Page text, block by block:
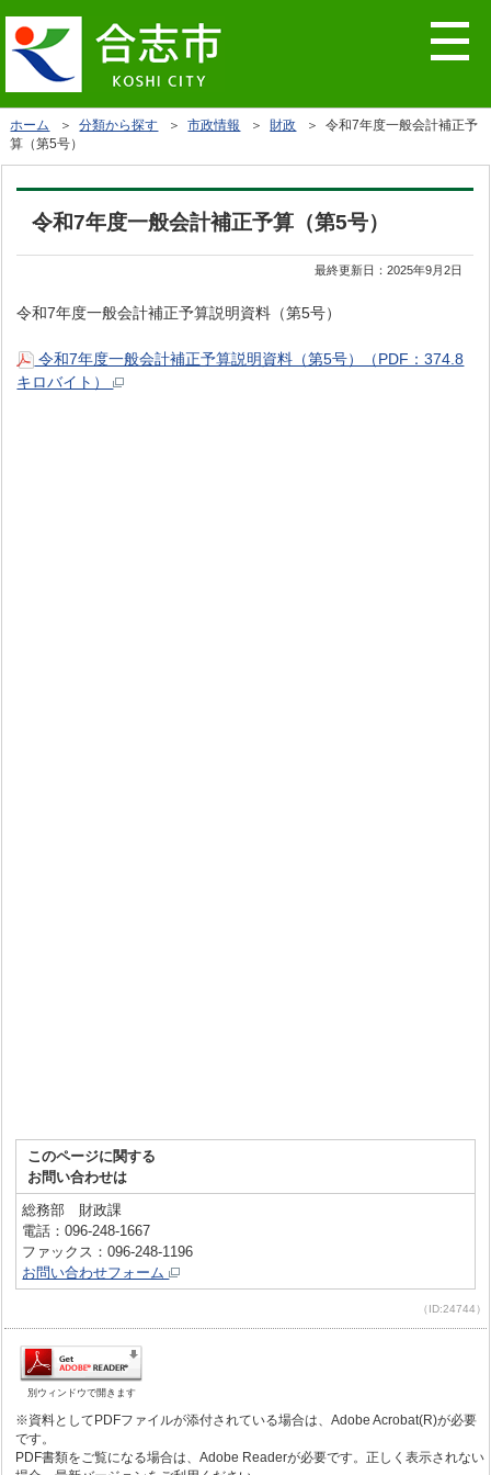
ホーム ＞分類から探す ＞市政情報 ＞財政 ＞ 令和7年度一般会計補正予
算（第5号）
令和7年度一般会計補正予算（第5号）
最終更新日：2025年9月2日
令和7年度一般会計補正予算説明資料（第5号）
令和7年度一般会計補正予算説明資料（第5号）（PDF：374.8
キロバイト）
このページに関する
お問い合わせは
総務部 財政課
電話：096-248-1667
ファックス：096-248-1196
お問い合わせフォーム
（ID:24744）
別ウィンドウで開きます
※資料としてPDFファイルが添付されている場合は、Adobe Acrobat(R)が必要
です。
PDF書類をご覧になる場合は、Adobe Readerが必要です。正しく表示されない